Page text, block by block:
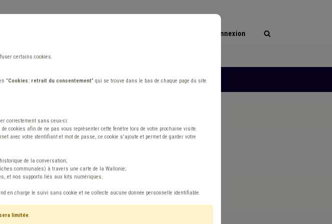
Connexion
Outils Fiches communales L'ASBL
certains cookies.
"Cookies: retrait du consentement" qui se trouve dans le bas de chaque page du site
correctement sans ceux-ci:
cookies afin de ne pas vous représenter cette fenêtre lors de votre prochaine visite.
avec votre identifiant et mot de passe, ce cookie s'ajoute et permet de garder votre
de la conversation;
communales) à travers une carte de la Wallonie;
et nos supports liés aux kits numériques.
en charge le suivi sans cookie et ne collecte aucune donnée personnelle identifiable.
limitée.